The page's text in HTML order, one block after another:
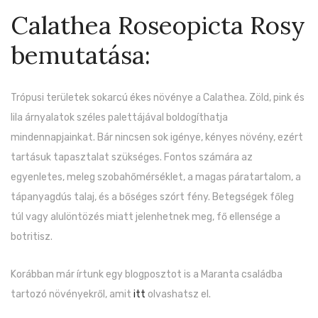
Calathea Roseopicta Rosy
bemutatása:
Trópusi területek sokarcú ékes növénye a Calathea. Zöld, pink és
lila árnyalatok széles palettájával boldogíthatja
mindennapjainkat. Bár nincsen sok igénye, kényes növény, ezért
tartásuk tapasztalat szükséges. Fontos számára az
egyenletes, meleg szobahőmérséklet, a magas páratartalom, a
tápanyagdús talaj, és a bőséges szórt fény. Betegségek főleg
túl vagy alulöntözés miatt jelenhetnek meg, fő ellensége a
botritisz.
Korábban már írtunk egy blogposztot is a Maranta családba
tartozó növényekről, amit itt olvashatsz el.